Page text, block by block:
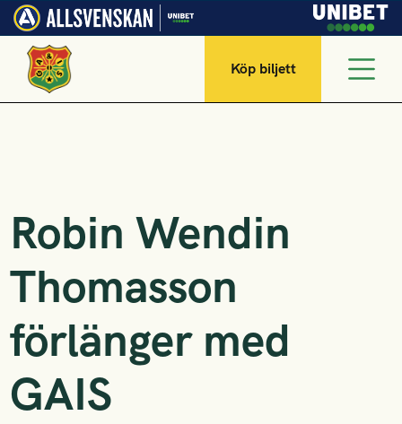
Köp biljett
Robin Wendin
Thomasson
förlänger med
GAIS